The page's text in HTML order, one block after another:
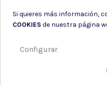
Si quieres más información,
COOKIES de nuestra página
Configurar